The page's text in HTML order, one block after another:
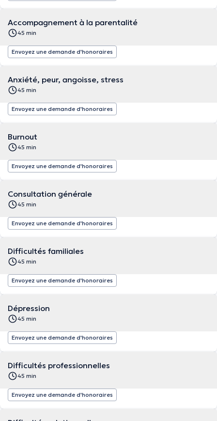
Accompagnement à la parentalité
45 min
Envoyez une demande d'honoraires
Anxiété, peur, angoisse, stress
45 min
Envoyez une demande d'honoraires
Burnout
45 min
Envoyez une demande d'honoraires
Consultation générale
45 min
Envoyez une demande d'honoraires
Difficultés familiales
45 min
Envoyez une demande d'honoraires
Dépression
45 min
Envoyez une demande d'honoraires
Difficultés professionnelles
45 min
Envoyez une demande d'honoraires